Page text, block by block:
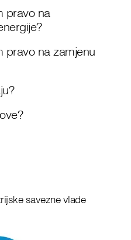
pravo na
pravo na zamjenu
savezne vlade